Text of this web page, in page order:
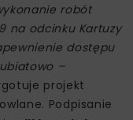
robót
na odcinku Kartuzy
dostępu
–
projekt
Podpisanie